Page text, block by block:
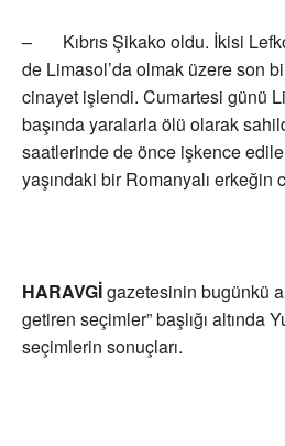
– Kıbrıs Şikako oldu. İkisi
de Limasol’da olmak üzere son
cinayet işlendi. Cumartesi günü
başında yaralarla ölü olarak
saatlerinde de önce işkence
yaşındaki bir Romanyalı erkeğin
HARAVGİgazetesinin bugünkü
getiren seçimler” başlığı altında
seçimlerin sonuçları.